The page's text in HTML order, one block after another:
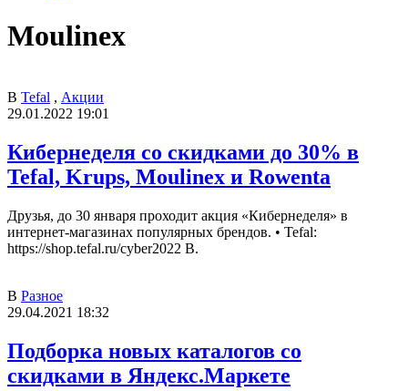
Moulinex
В Tefal , Акции
29.01.2022 19:01
Кибернеделя со скидками до 30% в
Tefal, Krups, Moulinex и Rowenta
Друзья, до 30 января проходит акция «Кибернеделя» в
интернет-магазинах популярных брендов. • Tefal:
https://shop.tefal.ru/cyber2022 В.
В Разное
29.04.2021 18:32
Подборка новых каталогов со
скидками в Яндекс.Маркете